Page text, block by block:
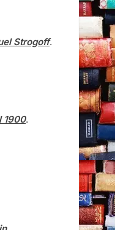
Strogoff.
1900.